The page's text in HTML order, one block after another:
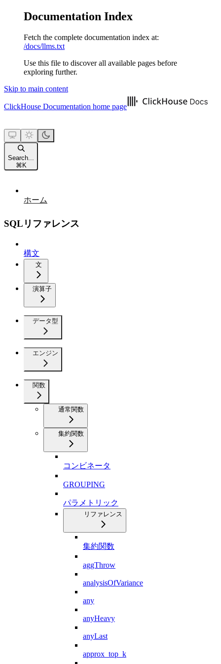
Documentation Index
Fetch the complete documentation index at:
/docs/llms.txt
Use this file to discover all available pages before
exploring further.
Skip to main content
ClickHouse Documentation home page
Search...
⌘ K
ホーム
SQLリファレンス
構文
文
演算子
データ型
エンジン
関数
通常関数
集約関数
コンビネータ
GROUPING
パラメトリック
リファレンス
集約関数
aggThrow
analysisOfVariance
any
anyHeavy
anyLast
approx_top_k